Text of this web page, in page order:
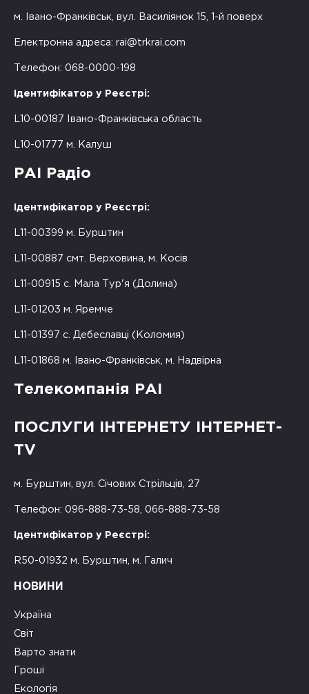
м. Івано-Франківськ, вул. Василіянок 15, 1-й поверх
Електронна адреса: rai@trkrai.com
Телефон: 068-0000-198
Ідентифікатор у Реєстрі:
L10-00187 Івано-Франківська область
L10-01777 м. Калуш
РАІ Радіо
Ідентифікатор у Реєстрі:
L11-00399 м. Бурштин
L11-00887 смт. Верховина, м. Косів
L11-00915 с. Мала Тур'я (Долина)
L11-01203 м. Яремче
L11-01397 с. Дебеславці (Коломия)
L11-01868 м. Івано-Франківськ, м. Надвірна
Телекомпанія РАІ
ПОСЛУГИ ІНТЕРНЕТУ ІНТЕРНЕТ-
TV
м. Бурштин, вул. Січових Стрільців, 27
Телефон: 096-888-73-58, 066-888-73-58
Ідентифікатор у Реєстрі:
R50-01932 м. Бурштин, м. Галич
НОВИНИ
Україна
Світ
Варто знати
Гроші
Екологія